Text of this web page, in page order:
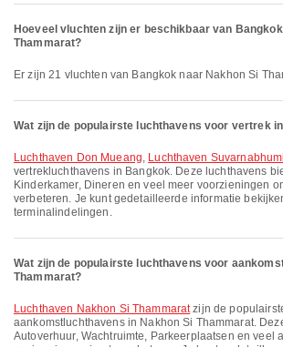
Hoeveel vluchten zijn er beschikbaar van
Thammarat?
Er zijn 21 vluchten van Bangkok naar Nakhon Si
Wat zijn de populairste luchthavens voor vertrek
Luchthaven Don Mueang, Luchthaven Suvarnabhumi
vertrek­lucht­havens in Bangkok. Deze luchthavens
Kinderkamer, Dineren en veel meer voorzieningen
verbeteren. Je kunt gedetailleerde informatie
terminalindelingen.
Wat zijn de populairste luchthavens voor
Thammarat?
Luchthaven Nakhon Si Thammaratzijn de
aankomstluchthavens in Nakhon Si Thammarat.
Autoverhuur, Wachtruimte, Parkeerplaatsen en veel